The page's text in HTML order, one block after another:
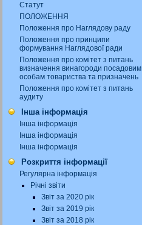
Статут
ПОЛОЖЕННЯ
Положення про Наглядову раду
Положення про принципи
формування Наглядової ради
Положення про комітет з питань
визначення винагороди посадовим
особам товариства та призначень
Положення про комітет з питань
аудиту
Інша інформація
Інша інформація
Інша інформація
Інша інформація
Розкриття інформації
Регулярна інформація
Річні звіти
Звіт за 2020 рік
Звіт за 2019 рік
Звіт за 2018 рік